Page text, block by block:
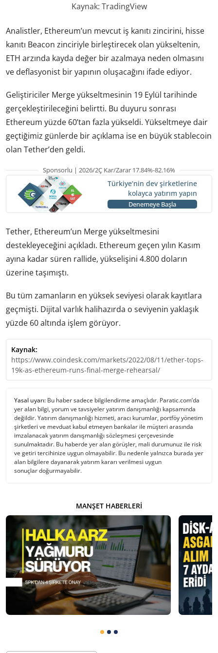
Kaynak: TradingView
Analistler, Ethereum’un mevcut iş kanıtı zincirini, hisse
kanıtı Beacon zinciriyle birleştirecek olan yükseltenin,
ETH arzında kayda değer bir azalmaya neden olmasını
ve deflasyonist bir yapının oluşacağını ifade ediyor.
Geliştiriciler Merge yükseltmesinin 19 Eylül tarihinde
gerçekleştirileceğini belirtti. Bu duyuru sonrası
Ethereum yüzde 60’tan fazla yükseldi. Yükseltmeye dair
geçtiğimiz günlerde bir açıklama ise en büyük stablecoin
olan Tether’den geldi.
Sponsorlu | 2026/2Ç Kar/Zarar 17.84%-82.16%
Türkiye’nin dev şirketlerine
kolayca yatırım yapın
Denemeye Başla
Tether, Ethereum’un Merge yükseltmesini
destekleyeceğini açıkladı. Ethereum geçen yılın Kasım
ayına kadar süren rallide, yükselişini 4.800 doların
üzerine taşımıştı.
Bu tüm zamanların en yüksek seviyesi olarak kayıtlara
geçmişti. Dijital varlık halihazırda o seviyenin yaklaşık
yüzde 60 altında işlem görüyor.
Kaynak:
https://www.coindesk.com/markets/2022/08/11/ether-tops-
19k-as-ethereum-runs-final-merge-rehearsal/
Yasal uyarı: Bu haber sadece bilgilendirme amaçlıdır. Paratic.com’da
yer alan bilgi, yorum ve tavsiyeler yatırım danışmanlığı kapsamında
değildir. Yatırım danışmanlığı hizmeti, aracı kurumlar, portföy yönetim
şirketleri ve mevduat kabul etmeyen bankalar ile müşteri arasında
imzalanacak yatırım danışmanlığı sözleşmesi çerçevesinde
sunulmaktadır. Bu haberde yer alan görüşler, mali durumunuz ile risk
ve getiri tercihinize uygun olmayabilir. Bu nedenle yalnızca burada yer
alan bilgilere dayanarak yatırım kararı verilmesi uygun
sonuçlar doğurmayabilir.
MANŞET HABERLERI